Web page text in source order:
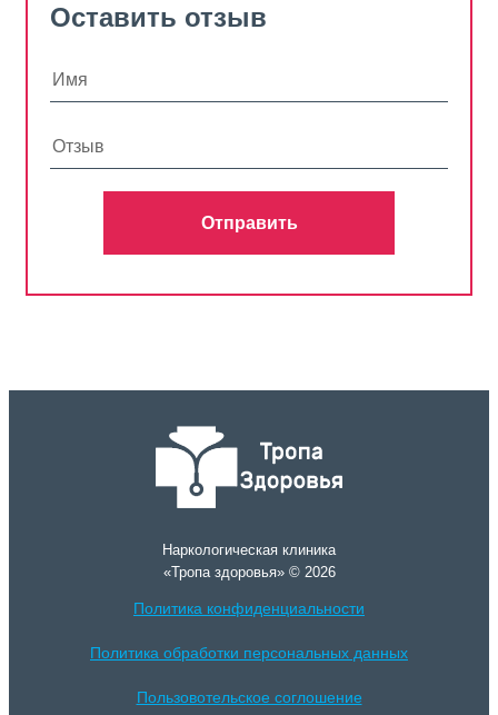
Оставить отзыв
Отправить
Наркологическая клиника
«Тропа здоровья» © 2026
Политика конфиденциальности
Политика обработки персональных данных
Пользовотельское соглошение